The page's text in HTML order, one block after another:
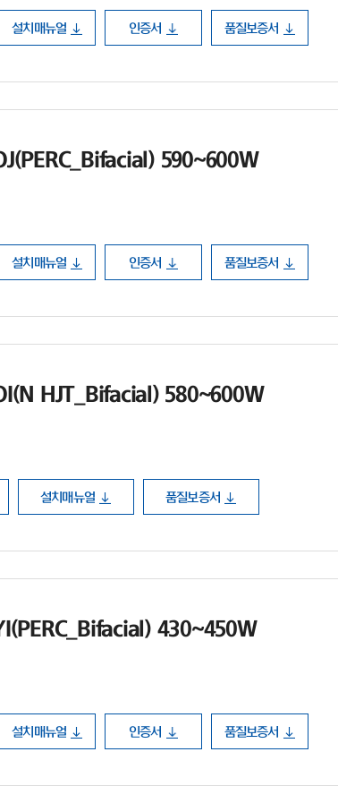
설치매뉴얼 인증서 품질보증서
590~600W
설치매뉴얼 인증서 품질보증서
HJT_Bifacial) 580~600W
설치매뉴얼 품질보증서
430~450W
설치매뉴얼 인증서 품질보증서